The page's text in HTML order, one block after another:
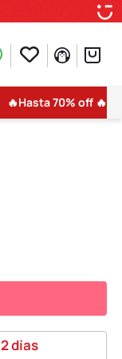
🔥Hasta 70% off 🔥
2 días